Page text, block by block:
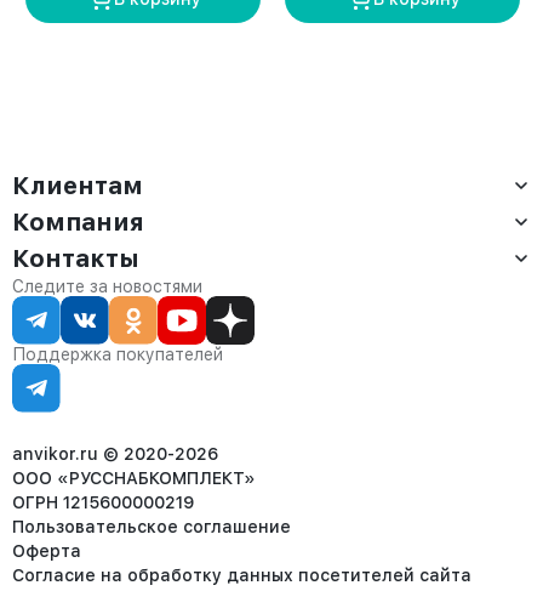
Клиентам
Доставка
Оплата
Сервис
Статус заказа
Статьи
Компания
О компании
Контакты
Партнёрам
Контакты
Отдел продаж:
8 (800) 234-22-62
corp@anvikor.ru
Ежедневно, с 7:00-19:00 (МСК)
Отдел рекламации:
8 (953) 455-25-61
Следите за новостями
Поддержка покупателей
anvikor.ru © 2020-2026
ООО «РУССНАБКОМПЛЕКТ»
ОГРН 1215600000219
Пользовательское соглашение
Оферта
Согласие на обработку данных посетителей сайта